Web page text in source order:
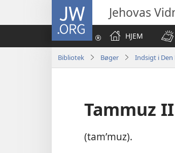
JW.ORG Jehovas
HJEM
Bibliotek Bøger Indsigt i Den
Tammuz II
(tamʹmuz).